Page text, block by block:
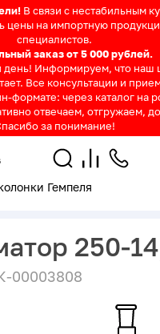
В связи с нестабильным
цены на импортную
специалистов.
заказ от 5 000 рублей.
день! Информируем, что наш
Все консультации и
формате: через каталог на
отвечаем, отгружаем,
за понимание!
Гемпеля
250-
00003808